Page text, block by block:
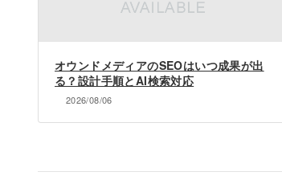
オウンドメディアのSEOはいつ成果が出
る？設計手順とAI検索対応
2026/08/06